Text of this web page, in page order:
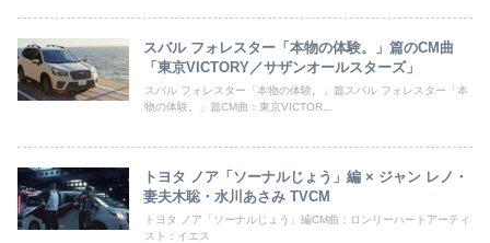
スバル フォレスター「本物の体験。」篇のCM曲
「東京VICTORY／サザンオールスターズ」
スバル フォレスター「本物の体験。」篇スバル フォレスター「本
物の体験。」篇CM曲：東京VICTOR...
トヨタ ノア「ソーナルじょう」編 × ジャン レノ・
妻夫木聡・水川あさみ TVCM
トヨタ ノア「ソーナルじょう」編CM曲：ロンリーハートアーティ
スト：イエス